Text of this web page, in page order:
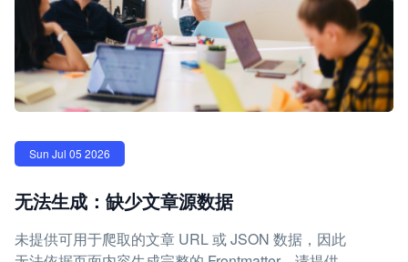
Sun Jul 05 2026
无法生成：缺少文章源数据
未提供可用于爬取的文章 URL 或 JSON 数据，因此